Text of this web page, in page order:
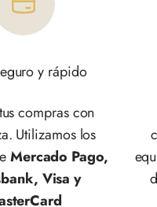
y rápido
compras con
Utilizamos los
Mercado Pago,
Visa y